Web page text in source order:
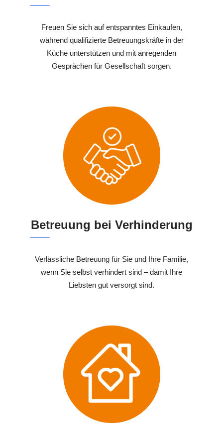
Freuen Sie sich auf entspanntes Einkaufen,
während qualifizierte Betreuungskräfte in der
Küche unterstützen und mit anregenden
Gesprächen für Gesellschaft sorgen.
Betreuung bei Verhinderung
Verlässliche Betreuung für Sie und Ihre Familie,
wenn Sie selbst verhindert sind – damit Ihre
Liebsten gut versorgt sind.